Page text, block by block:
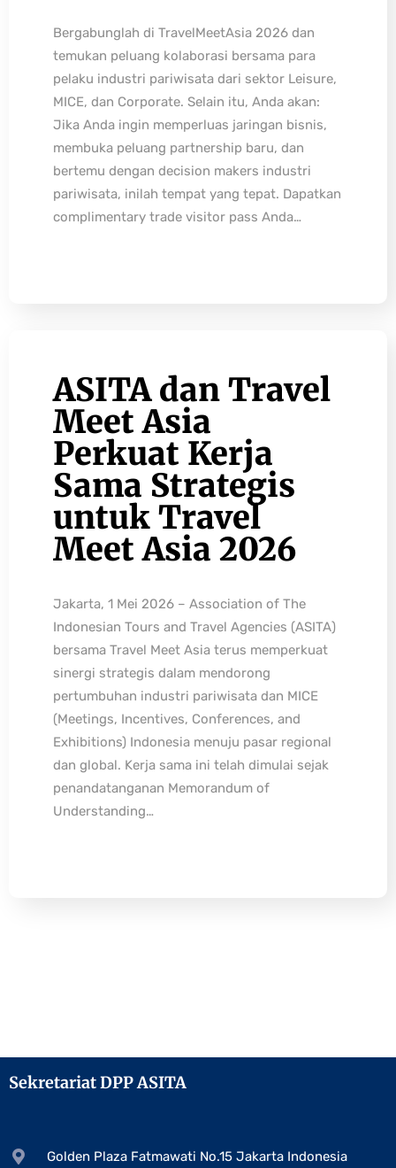
Bergabunglah di TravelMeetAsia 2026 dan
temukan peluang kolaborasi bersama para
pelaku industri pariwisata dari sektor Leisure,
MICE, dan Corporate. Selain itu, Anda akan:
Jika Anda ingin memperluas jaringan bisnis,
membuka peluang partnership baru, dan
bertemu dengan decision makers industri
pariwisata, inilah tempat yang tepat. Dapatkan
complimentary trade visitor pass Anda…
ASITA dan Travel
Meet Asia
Perkuat Kerja
Sama Strategis
untuk Travel
Meet Asia 2026
Jakarta, 1 Mei 2026 – Association of The
Indonesian Tours and Travel Agencies (ASITA)
bersama Travel Meet Asia terus memperkuat
sinergi strategis dalam mendorong
pertumbuhan industri pariwisata dan MICE
(Meetings, Incentives, Conferences, and
Exhibitions) Indonesia menuju pasar regional
dan global. Kerja sama ini telah dimulai sejak
penandatanganan Memorandum of
Understanding…
Sekretariat DPP ASITA
Golden Plaza Fatmawati No.15 Jakarta Indonesia